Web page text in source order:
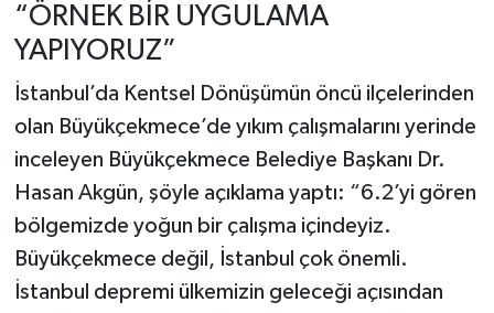
“ÖRNEK BİR UYGULAMA
YAPIYORUZ”
İstanbul’da Kentsel Dönüşümün öncü ilçelerinden
olan Büyükçekmece’de yıkım çalışmalarını yerinde
inceleyen Büyükçekmece Belediye Başkanı Dr.
Hasan Akgün, şöyle açıklama yaptı: “6.2’yi gören
bölgemizde yoğun bir çalışma içindeyiz.
Büyükçekmece değil, İstanbul çok önemli.
İstanbul depremi ülkemizin geleceği açısından